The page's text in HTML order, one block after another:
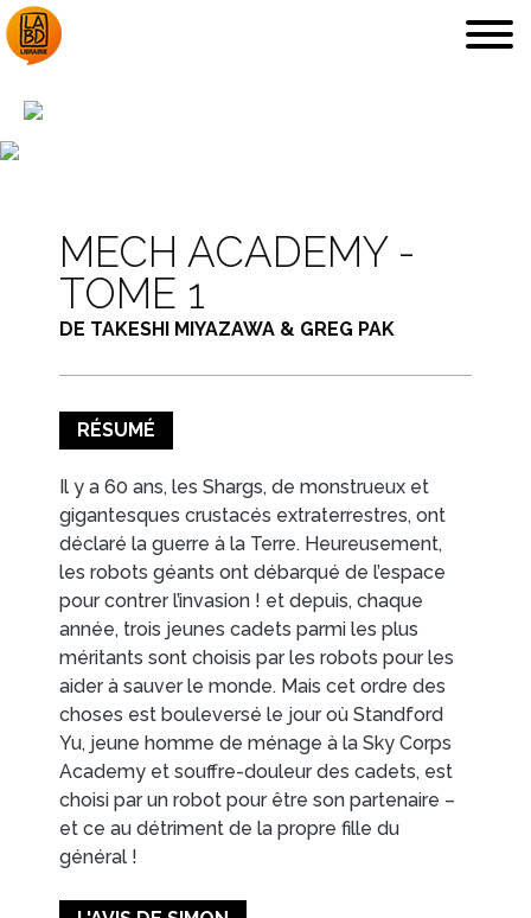
COUPS DE CŒUR
EN IMAGES CONTACTS/ACCÈS
MECH ACADEMY -
TOME 1
DE TAKESHI MIYAZAWA & GREG PAK
RÉSUMÉ
Il y a 60 ans, les Shargs, de monstrueux et
gigantesques crustacés extraterrestres, ont
déclaré la guerre à la Terre. Heureusement,
les robots géants ont débarqué de l’espace
pour contrer l’invasion ! et depuis, chaque
année, trois jeunes cadets parmi les plus
méritants sont choisis par les robots pour les
aider à sauver le monde. Mais cet ordre des
choses est bouleversé le jour où Standford
Yu, jeune homme de ménage à la Sky Corps
Academy et souffre-douleur des cadets, est
choisi par un robot pour être son partenaire –
et ce au détriment de la propre fille du
général !